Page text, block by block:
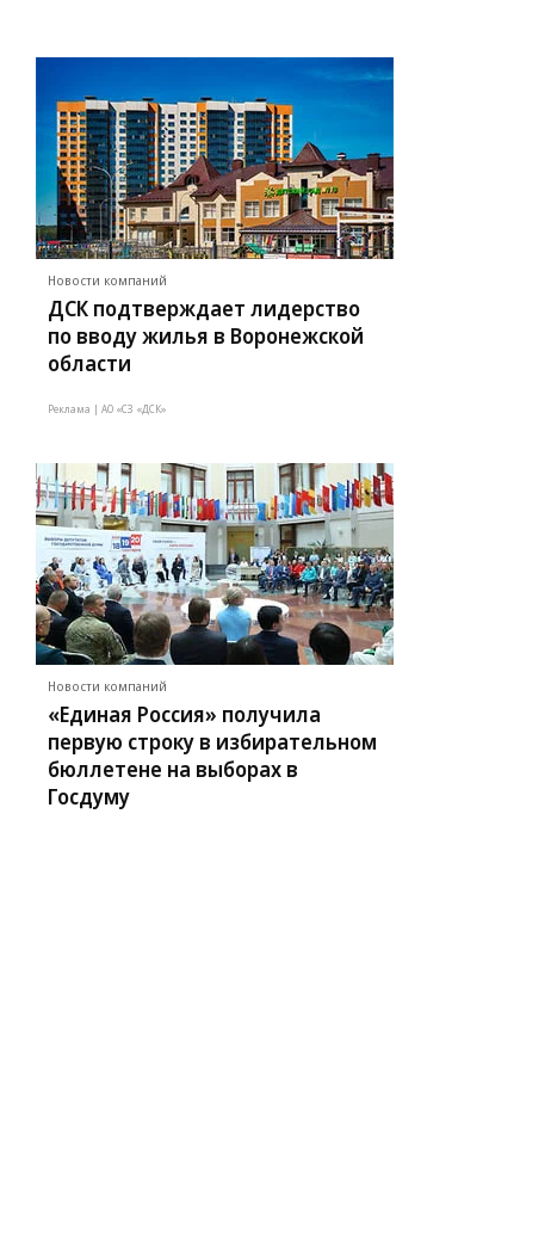
Новости компаний
ДСК подтверждает лидерство
по вводу жилья в Воронежской
области
Реклама | АО «СЗ «ДСК»
Новости компаний
«Единая Россия» получила
первую строку в избирательном
бюллетене на выборах в
Госдуму